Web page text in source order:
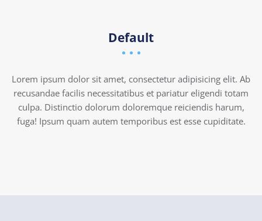
Default
Lorem ipsum dolor sit amet, consectetur adipisicing elit. Ab
recusandae facilis necessitatibus et pariatur eligendi totam
culpa. Distinctio dolorum doloremque reiciendis harum,
fuga! Ipsum quam autem temporibus est esse cupiditate.